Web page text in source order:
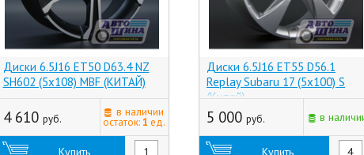
Диски 6.5J16 ET50 D63.4 NZ
SH602 (5x108) MBF (КИТАЙ)
4 610 руб.
в наличии
остаток:1 ед.
Купить
Диски 6.5J16 ET55 D56.1
Replay Subaru 17 (5x100) S
(Китай)
5 000 руб. в
Купить